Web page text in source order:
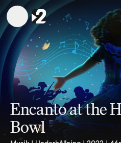
Encanto at the
Bowl